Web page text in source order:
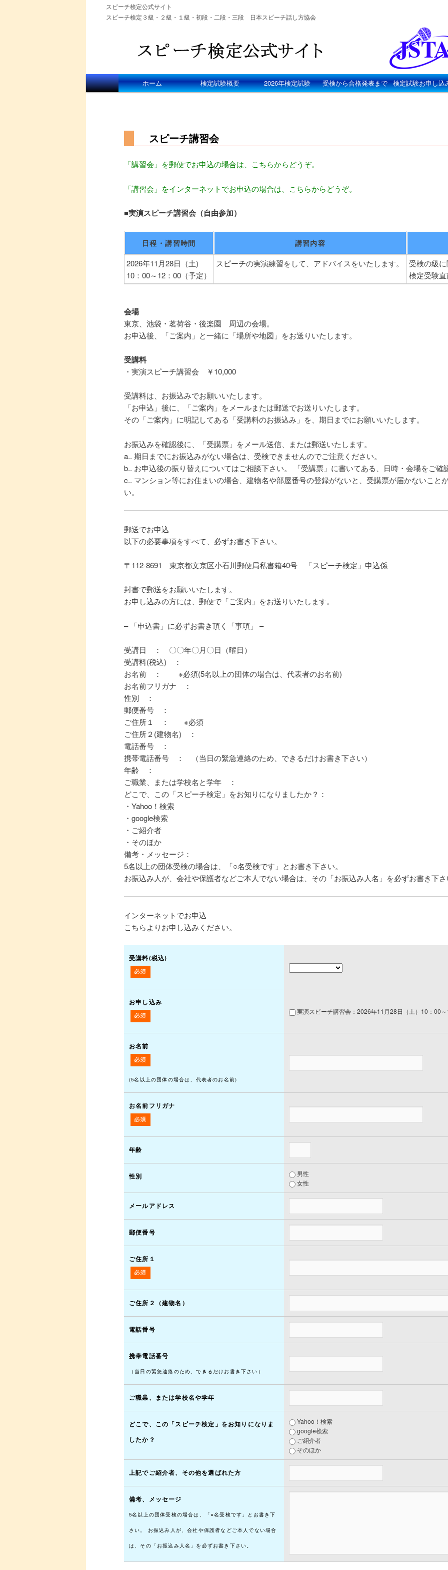
スピーチ検定公式サイト
スピーチ検定３級・２級・１級・初段・二段・三段 日本スピーチ話し方協会
メインメニューメインコンテンツへ移動
サブコンテンツへ移動
ホーム 検定試験概要 2026年検定試験 受検から合格発表まで 検定試験お申し込
スピーチ講習会
「講習会」を郵便でお申込の場合は、こちらからどうぞ。
「講習会」をインターネットでお申込の場合は、こちらからどうぞ。
■実演スピーチ講習会（自由参加）
日程・講習時間 講習内容
2026年11月28日（土)
10：00～12：00（予定）
スピーチの実演練習をして、アドバイスをいたします。
受検の級
検定受験
会場
東京、池袋・茗荷谷・後楽園 周辺の会場。
お申込後、「ご案内」と一緒に「場所や地図」をお送りいたします。
受講料
・実演スピーチ講習会 ￥10,000
受講料は、お振込みでお願いいたします。
「お申込」後に、「ご案内」をメールまたは郵送でお送りいたします。
その「ご案内」に明記してある「受講料のお振込み」を、期日までにお願いいたします。
お振込みを確認後に、「受講票」をメール送信、または郵送いたします。
a.. 期日までにお振込みがない場合は、受検できませんのでご注意ください。
b.. お申込後の振り替えについてはご相談下さい。 「受講票」に書いてある、日時・会場をご確
c.. マンション等にお住まいの場合、建物名や部屋番号の登録がないと、受講票が届かないこと
い。
郵送でお申込
以下の必要事項をすべて、必ずお書き下さい。
〒112-8691 東京都文京区小石川郵便局私書箱40号 「スピーチ検定」申込係
封書で郵送をお願いいたします。
お申し込みの方には、郵便で「ご案内」をお送りいたします。
– 「申込書」に必ずお書き頂く「事項」 –
受講日 ： 〇〇年〇月〇日（曜日）
受講料(税込) ：
お名前 ： ※必須(5名以上の団体の場合は、代表者のお名前)
お名前フリガナ ：
性別 ：
郵便番号 ：
ご住所１ ： ※必須
ご住所２(建物名) ：
電話番号 ：
携帯電話番号 ： （当日の緊急連絡のため、できるだけお書き下さい）
年齢 ：
ご職業、または学校名と学年 ：
どこで、この「スピーチ検定」をお知りになりましたか？：
・Yahoo！検索
・google検索
・ご紹介者
・そのほか
備考・メッセージ：
5名以上の団体受検の場合は、「○名受検です」とお書き下さい。
お振込み人が、会社や保護者などご本人でない場合は、その「お振込み人名」を必ずお書き下
インターネットでお申込
こちらよりお申し込みください。
受講料(税込)
お申し込み
実演スピーチ講習会：2026年11月28日（土）10：00
お名前
(5名以上の団体の場合は、代表者のお名前)
お名前フリガナ
年齢
性別
男性
女性
メールアドレス
郵便番号
ご住所１
ご住所２（建物名）
電話番号
携帯電話番号
（当日の緊急連絡のため、できるだけお書き下さい）
ご職業、または学校名や学年
どこで、この「スピーチ検定」をお知りになりま
したか？
Yahoo！検索
google検索
ご紹介者
そのほか
上記でご紹介者、その他を選ばれた方
備考、メッセージ
5名以上の団体受検の場合は、「○名受検です」とお書き下
さい。 お振込み人が、会社や保護者などご本人でない場合
は、その「お振込み人名」を必ずお書き下さい。